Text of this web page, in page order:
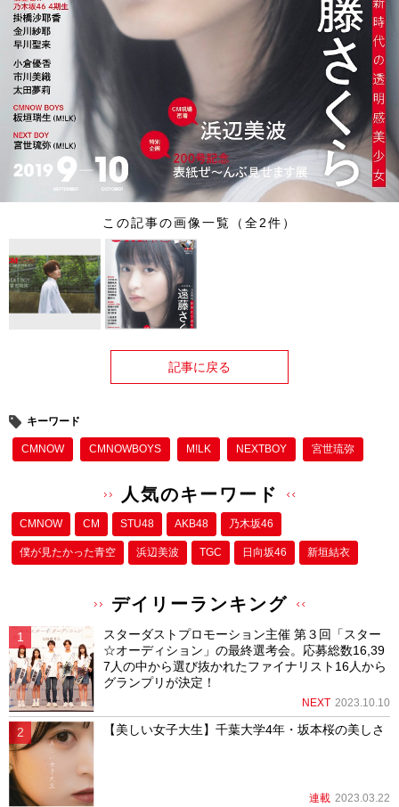
この記事の画像一覧（全2件）
記事に戻る
キーワード
CMNOW CMNOWBOYS M!LK NEXTBOY 宮世琉弥
人気のキーワード
CMNOW CM STU48 AKB48 乃木坂46
僕が⾒たかった⻘空 浜辺美波 TGC 日向坂46 新垣結衣
デイリーランキング
スターダストプロモーション主催 第３回「スター
☆オーディション」の最終選考会。応募総数16,39
7人の中から選び抜かれたファイナリスト16人から
グランプリが決定！
NEXT 2023.10.10
【美しい女子大生】千葉大学4年・坂本桜の美しさ
連載 2023.03.22